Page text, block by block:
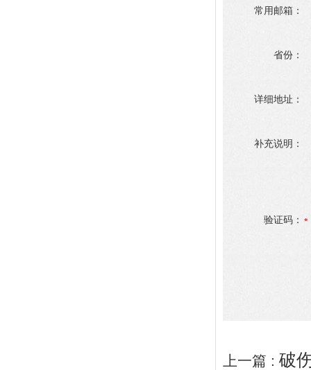
常用邮箱：
省份：
详细地址：
补充说明：
验证码：
上一篇 : 破